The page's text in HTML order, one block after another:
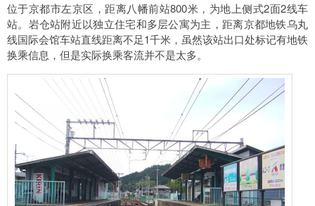
位于京都市左京区，距离八幡前站800米，为地上侧式2面2线车
站。岩仓站附近以独立住宅和多层公寓为主，距离京都地铁乌丸
线国际会馆车站直线距离不足1千米，虽然该站出口处标记有地铁
换乘信息，但是实际换乘客流并不是太多。